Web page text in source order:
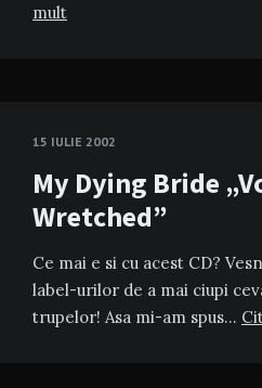
mult
15 IULIE 2002
My Dying Bride
Wretched”
Ce mai e si cu acest CD?
label-urilor de a mai ciupi
trupelor! Asa mi-am spus…